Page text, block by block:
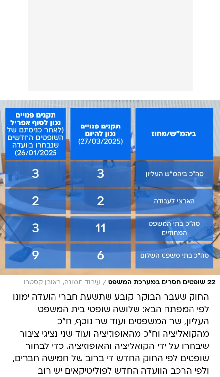
22 שופטים חסרים במערכת המשפט / עיבוד תמונה, ראובן קסטרו
החוק שעבר הבוקר קובע שתשעת חברי הועדה ימונו
לפי המפתח הבא: שלושה שופטי בית המשפט
העליון, שר המשפטים ועוד שר נוסף, ח"כ
מהקואליציה וח"כ מהאופוזיציה ועוד שני נציגי ציבור
שיבחרו על ידי הקואליציה והאופוזיציה. כדי לבחור
שופטים לפי החוק החדש די ברוב של חמישה חברים,
ולפי הרכב הוועדה החדש לפוליטיקאים יש רוב